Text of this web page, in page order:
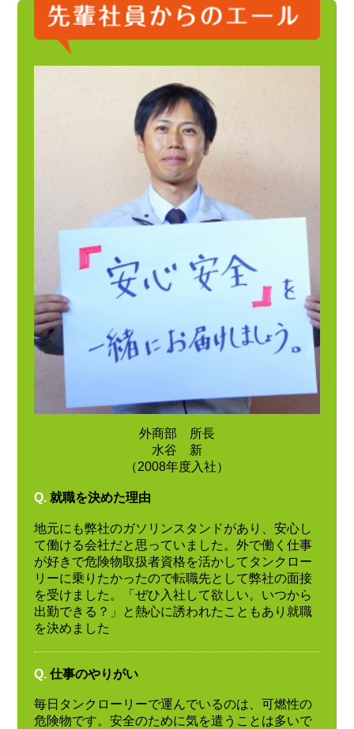
外商部 所長
水谷 新
（2008年度入社）
Q. 就職を決めた理由
地元にも弊社のガソリンスタンドがあり、安心し
て働ける会社だと思っていました。外で働く仕事
が好きで危険物取扱者資格を活かしてタンクロー
リーに乗りたかったので転職先として弊社の面接
を受けました。「ぜひ入社して欲しい。いつから
出勤できる？」と熱心に誘われたこともあり就職
を決めました
Q. 仕事のやりがい
毎日タンクローリーで運んでいるのは、可燃性の
危険物です。安全のために気を遣うことは多いで